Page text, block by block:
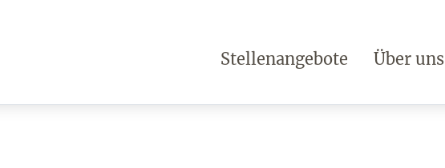
Stellenangebote Über uns